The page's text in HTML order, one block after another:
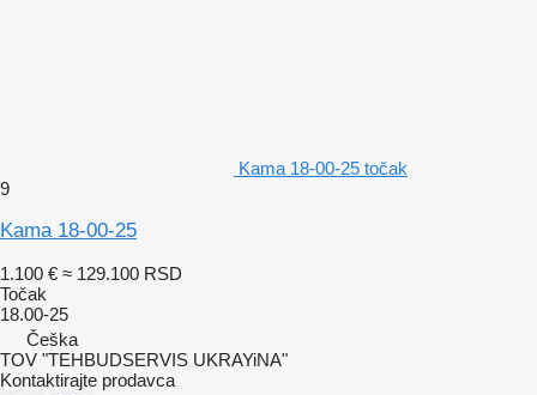
Kama 18-00-25 točak
9
Kama 18-00-25
1.100 € ≈ 129.100 RSD
Točak
18.00-25
Češka
TOV "TEHBUDSERVIS UKRAYiNA"
Kontaktirajte prodavca